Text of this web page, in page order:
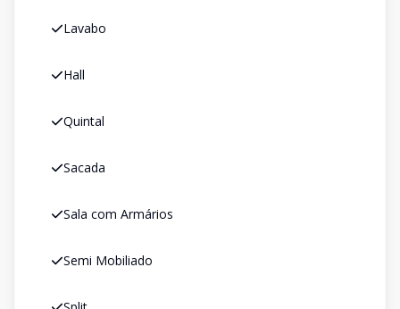
Lavabo
Hall
Quintal
Sacada
Sala com Armários
Semi Mobiliado